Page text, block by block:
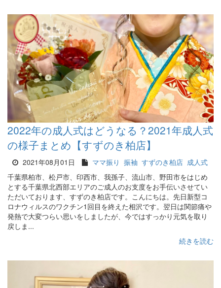
2022年の成人式はどうなる？2021年成人式
の様子まとめ【すずのき柏店】
2021年08月01日 ママ振り 振袖 すずのき柏店 成人式
千葉県柏市、松戸市、印西市、我孫子、流山市、野田市をはじめ
とする千葉県北西部エリアのご成人のお支度をお手伝いさせてい
ただいております、すずのき柏店です。こんにちは。先日新型コ
ロナウィルスのワクチン1回目を終えた相沢です。翌日は関節痛や
発熱で大変つらい思いをしましたが、今ではすっかり元気を取り
戻しま...
続きを読む